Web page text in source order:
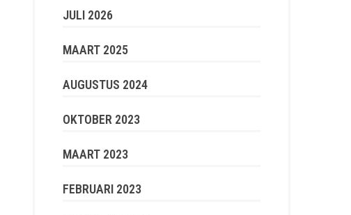
JULI 2026
MAART 2025
AUGUSTUS 2024
OKTOBER 2023
MAART 2023
FEBRUARI 2023